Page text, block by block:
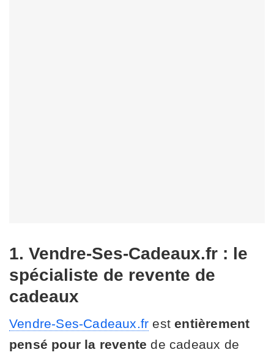
1. Vendre-Ses-Cadeaux.fr : le
spécialiste de revente de
cadeaux
Vendre-Ses-Cadeaux.fr estentièrement
pensé pour la revente de cadeaux de